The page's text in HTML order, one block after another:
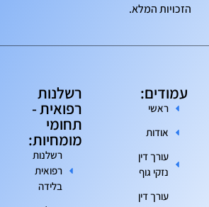
הזכויות המלא.
עמודים:
ראשי
אודות
עורך דין
נזקי גוף
עורך דין
רשלנות
רפואית -
תחומי
מומחיות:
רשלנות
רפואית
בלידה